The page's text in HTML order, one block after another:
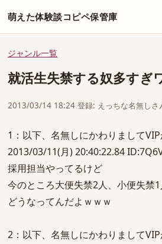
萌えた体験談コピペ保管庫
ジャンル一覧
就活生失禁する奴多すぎ
2013/03/14 18:24 登録: えっちな名無しさ
1：以下、名無しにかわりましてVIP
2013/03/11(月) 20:40:22.84
採用担当やってるけど
今のところ大便失禁2人、小便失禁1
どうなってんだよｗｗｗ
2：以下、名無しにかわりましてVIP